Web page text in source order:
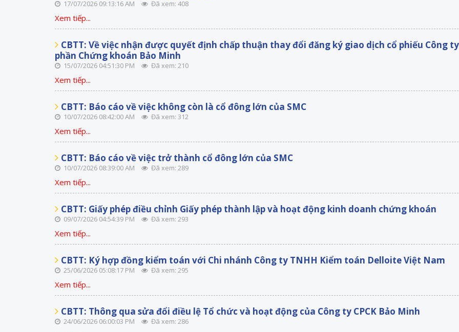
17/07/2026 09:13:16 AM Đã xem: 408
Xem tiếp...
CBTT: Về việc nhận được quyết định chấp thuận thay đổi đăng ký giao dịch cổ phiếu Công
phần Chứng khoán Bảo Minh
15/07/2026 04:51:30 PM Đã xem: 210
Xem tiếp...
CBTT: Báo cáo về việc không còn là cổ đông lớn của SMC
10/07/2026 08:42:00 AM Đã xem: 312
Xem tiếp...
CBTT: Báo cáo về việc trở thành cổ đông lớn của SMC
10/07/2026 08:39:00 AM Đã xem: 289
Xem tiếp...
CBTT: Giấy phép điều chỉnh Giấy phép thành lập và hoạt động kinh doanh chứng khoán
09/07/2026 04:54:39 PM Đã xem: 293
Xem tiếp...
CBTT: Ký hợp đồng kiểm toán với Chi nhánh Công ty TNHH Kiểm toán Delloite Việt Nam
25/06/2026 05:08:17 PM Đã xem: 295
Xem tiếp...
CBTT: Thông qua sửa đổi điều lệ Tổ chức và hoạt động của Công ty CPCK Bảo Minh
24/06/2026 06:00:03 PM Đã xem: 286